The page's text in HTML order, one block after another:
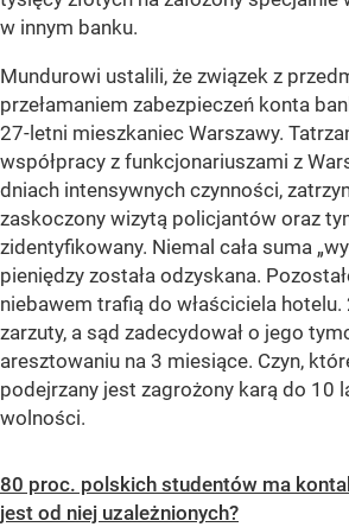
w innym banku.
Mundurowi ustalili, że związek z
przełamaniem zabezpieczeń konta
27-letni mieszkaniec Warszawy.
współpracy z funkcjonariuszami z
dniach intensywnych czynności,
zaskoczony wizytą policjantów oraz
zidentyfikowany. Niemal cała suma
pieniędzy została odzyskana.
niebawem trafią do właściciela hotelu.
zarzuty, a sąd zadecydował o jego
aresztowaniu na 3 miesiące. Czyn,
podejrzany jest zagrożony karą do 10
wolności.
80 proc. polskich studentów ma
jest od niej uzależnionych?